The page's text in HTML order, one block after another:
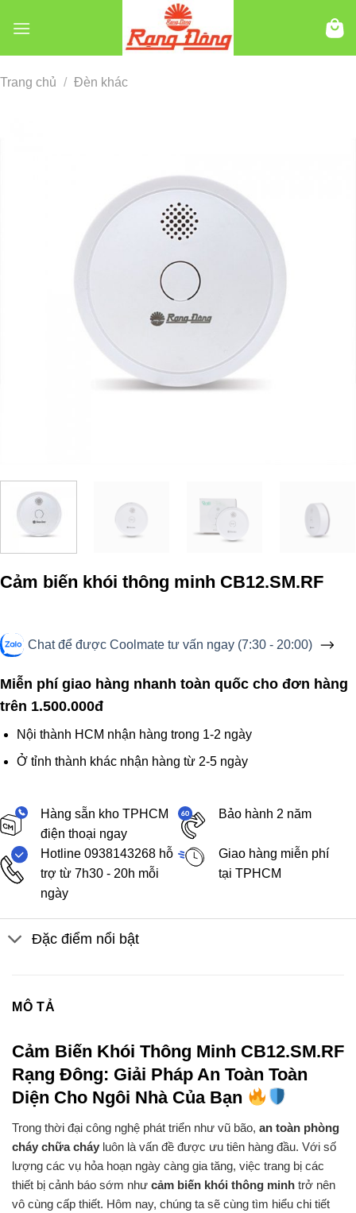
đến
Trang chủ / Đèn khác
Cảm biến khói thông minh CB12.SM.RF
Chat để được Coolmate tư vấn ngay (7:30 - 20:00)
Miễn phí giao hàng nhanh toàn quốc cho đơn hàng
trên 1.500.000đ
Nội thành HCM nhận hàng trong 1-2 ngày
Ở tỉnh thành khác nhận hàng từ 2-5 ngày
Hàng sẵn kho TPHCM
điện thoại ngay
Bảo hành 2 năm
Hotline 0938143268 hỗ
trợ từ 7h30 - 20h mỗi
ngày
Giao hàng miễn phí
tại TPHCM
Đặc điểm nổi bật
MÔ TẢ
Cảm Biến Khói Thông Minh CB12.SM.RF
Rạng Đông: Giải Pháp An Toàn Toàn
Diện Cho Ngôi Nhà Của Bạn
Trong thời đại công nghệ phát triển như vũ bão, an toàn phòng
cháy chữa cháy luôn là vấn đề được ưu tiên hàng đầu. Với số
lượng các vụ hỏa hoạn ngày càng gia tăng, việc trang bị các
thiết bị cảnh báo sớm như cảm biến khói thông minh trở nên
vô cùng cấp thiết. Hôm nay, chúng ta sẽ cùng tìm hiểu chi tiết